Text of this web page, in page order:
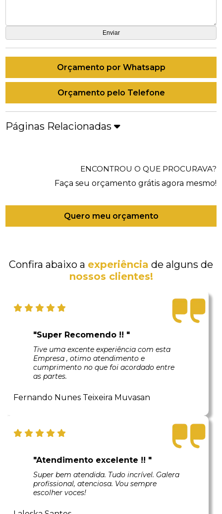
Orçamento por Whatsapp
Orçamento pelo Telefone
Páginas Relacionadas
ENCONTROU O QUE PROCURAVA?
Faça seu orçamento grátis agora mesmo!
Quero meu orçamento
Confira abaixo a experiência de alguns de
nossos clientes!
"Super Recomendo !! "
Tive uma excente experiência com esta
Empresa , otimo atendimento e
cumprimento no que foi acordado entre
as partes.
Fernando Nunes Teixeira Muvasan
"Atendimento excelente !! "
Super bem atendida. Tudo incrível. Galera
profissional, atenciosa. Vou sempre
escolher voces!